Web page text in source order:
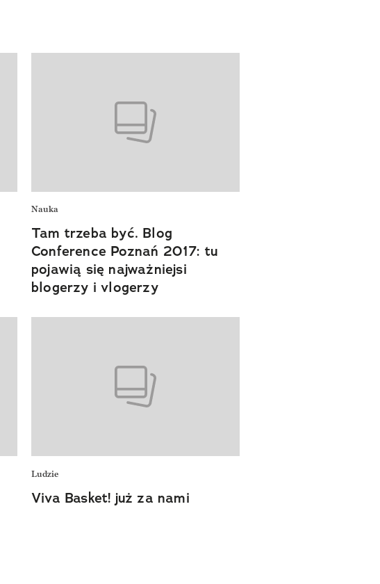
Nauka
Tam trzeba być. Blog
Conference Poznań 2017: tu
pojawią się najważniejsi
blogerzy i vlogerzy
Ludzie
Viva Basket! już za nami